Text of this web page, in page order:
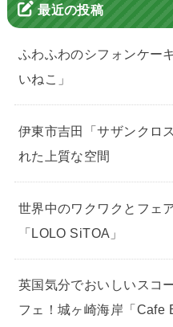
最近の投稿
ふわふわのシフォンケー
いねこ」
伊東市吉田「サザンクロ
れた上質な空間
世界中のワクワクとフェ
「LOLO SiTOA」
英国気分でおいしいスコ
フェ！城ヶ崎海岸「Cafe